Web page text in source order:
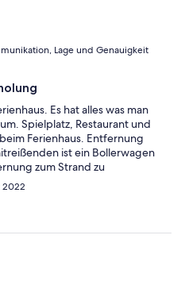
Lage und Genauigkeit
Es hat alles was man
Spielplatz, Restaurant und
Ferienhaus. Entfernung
ist ein Bollerwagen
zum Strand zu
ist auch sehr nett und
Wir kommen auf jeden
2022